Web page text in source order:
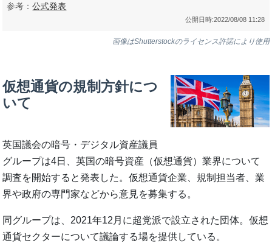
参考：公式発表
公開日時:2022/08/08 11:28
画像はShutterstockのライセンス許諾により使用
仮想通貨の規制方針につ
いて
英国議会の暗号・デジタル資産議員
グループは4日、英国の暗号資産（仮想通貨）業界について
調査を開始すると発表した。仮想通貨企業、規制担当者、業
界や政府の専門家などから意見を募集する。
同グループは、2021年12月に超党派で設立された団体。仮想
通貨セクターについて議論する場を提供している。